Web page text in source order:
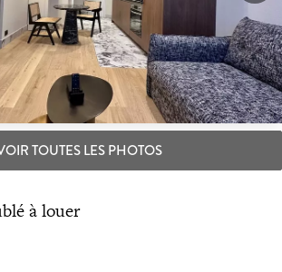
TOUTES LES PHOTOS
à louer